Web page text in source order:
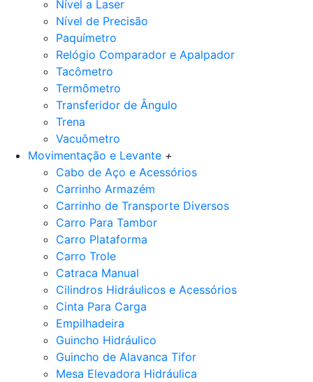
Nível a Laser
Nível de Precisão
Paquímetro
Relógio Comparador e Apalpador
Tacômetro
Termômetro
Transferidor de Ângulo
Trena
Vacuômetro
Movimentação e Levante +
Cabo de Aço e Acessórios
Carrinho Armazém
Carrinho de Transporte Diversos
Carro Para Tambor
Carro Plataforma
Carro Trole
Catraca Manual
Cilindros Hidráulicos e Acessórios
Cinta Para Carga
Empilhadeira
Guincho Hidráulico
Guincho de Alavanca Tifor
Mesa Elevadora Hidráulica